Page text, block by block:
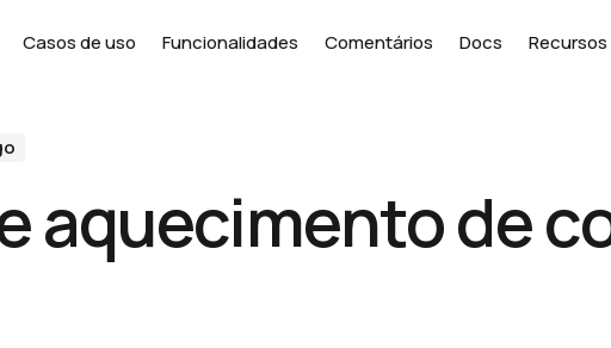
Casos de uso Funcionalidades Comentários Docs Recursos
aquecimento de